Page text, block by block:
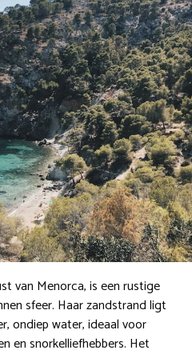
van Menorca, is een rustige
sfeer. Haar zandstrand ligt
ondiep water, ideaal voor
en snorkelliefhebbers. Het